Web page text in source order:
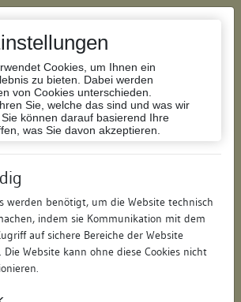
Cookies, um Ihnen ein
zu bieten. Dabei werden
von Cookies unterschieden.
Sie, welche das sind und was wir
können darauf basierend Ihre
was Sie davon akzeptieren.
werden benötigt, um die Website technisch
indem sie Kommunikation mit dem
auf sichere Bereiche der Website
Website kann ohne diese Cookies nicht
Restaurierung
Datum:15.11.2011
Als PDF herunterladen: